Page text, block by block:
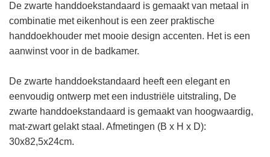
De zwarte handdoekstandaard is gemaakt van metaal in
combinatie met eikenhout is een zeer praktische
handdoekhouder met mooie design accenten. Het is een
aanwinst voor in de badkamer.
De zwarte handdoekstandaard heeft een elegant en
eenvoudig ontwerp met een industriële uitstraling, De
zwarte handdoekstandaard is gemaakt van hoogwaardig,
mat-zwart gelakt staal. Afmetingen (B x H x D):
30x82,5x24cm.